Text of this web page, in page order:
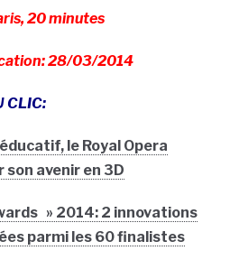
20 minutes
28/03/2014
CLIC:
le Royal Opera
son avenir en 3D
» 2014: 2 innovations
parmi les 60 finalistes